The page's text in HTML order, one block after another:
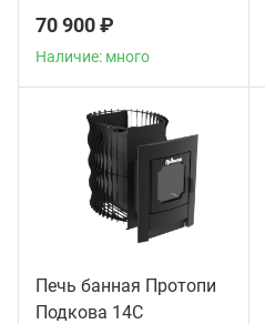
70 900 ₽
Наличие: много
Печь банная Протопи
Подкова 14С